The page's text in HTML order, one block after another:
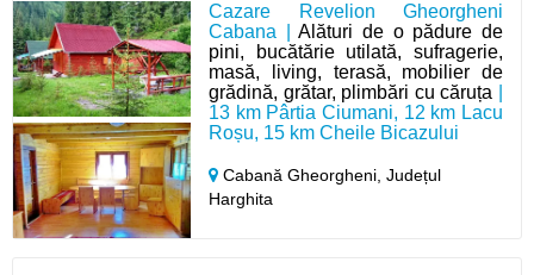
Cazare Revelion Gheorgheni
Cabana |Alături de o pădure de
pini, bucătărie utilată, sufragerie,
masă, living, terasă, mobilier de
grădină, grătar, plimbări cu căruța
13 km Pârtia Ciumani, 12 km Lacu
Roșu, 15 km Cheile Bicazului
Cabană Gheorgheni,Județul
Harghita